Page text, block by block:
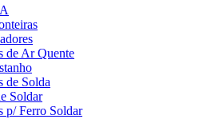
de Ar Quente
de Solda
Soldar
p/ Ferro Soldar